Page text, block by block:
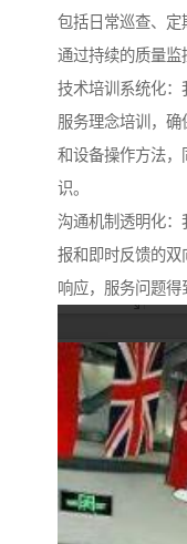
包括日常巡查、定
通过持续的质量监
技术培训系统化：
服务理念培训，
和设备操作方法，
识。
沟通机制透明化：
报和即时反馈的双
响应，服务问题得